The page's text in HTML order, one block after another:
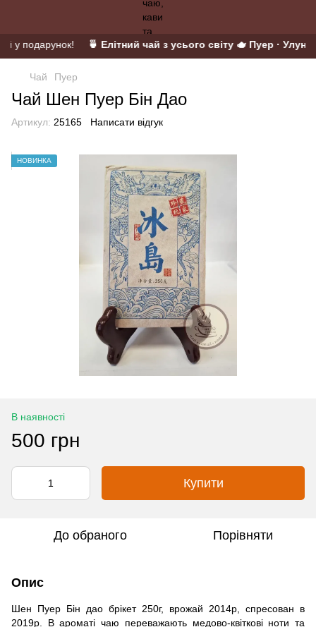
у подарунок! 🍵 Елітний чай з усього світу 🫖 Пуер · Улун
Чай Пуер
Чай Шен Пуер Бін Дао
Артикул: 25165 Написати відгук
НОВИНКА
В наявності
500 грн
Купити
До обраного Порівняти
Опис
Шен Пуер Бін дао брікет 250г, врожай 2014р, спресован в
2019р. В ароматі чаю переважають медово-квіткові ноти та